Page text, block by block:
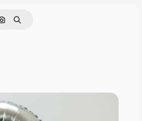
Cerca per immagine
Ricerca